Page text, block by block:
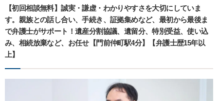
【初回相談無料】誠実・謙虚・わかりやすさを大切にしていま
す。親族との話し合い、手続き、証拠集めなど、最初から最後ま
で弁護士がサポート！遺産分割協議、遺留分、特別受益、使い込
み、相続放棄など、お任せ【門前仲町駅4分】【弁護士歴15年以
上】